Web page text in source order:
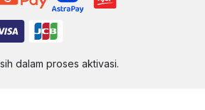
dalam proses aktivasi.